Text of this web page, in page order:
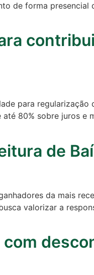
de forma
para regularização
80% sobre juros e
de
da mais
valorizar a